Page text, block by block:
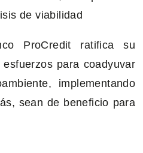
de viabilidad
ProCredit ratifica su
para coadyuvar
implementando
sean de beneficio para